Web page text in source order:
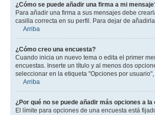
¿Cómo se puede añadir una firma a mi
Para añadir una firma a sus mensajes debe
casilla correcta en su perfil. Para dejar de
Arriba
¿Cómo creo una encuesta?
Cuando inicia un nuevo tema o edita el primer
encuestas. Inserte un título y al menos dos
seleccionar en la etiqueta "Opciones por
Arriba
¿Por qué no se puede añadir más opciones a la
El límite para opciones de una encuesta está